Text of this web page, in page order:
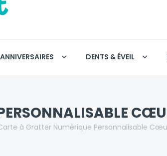
DENTS & ÉVEIL
à Gratter Numérique Personnalisable